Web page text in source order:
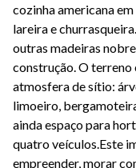
cozinha americana
lareira e
outras madeiras
construção. O
atmosfera de sítio:
limoeiro,
ainda espaço para
quatro veículos.Este
empreender, morar